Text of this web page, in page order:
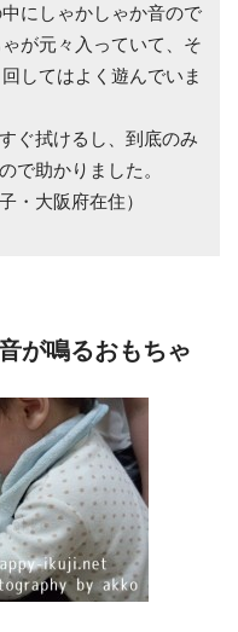
にしゃかしゃか音ので
が元々入っていて、そ
してはよく遊んでいま
ぐ拭けるし、到底のみ
で助かりました。
・大阪府在住）
が鳴るおもちゃ